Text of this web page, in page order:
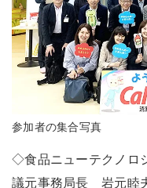
参加者の集合写真
◇食品ニューテクノロ
議元事務局長 岩元睦